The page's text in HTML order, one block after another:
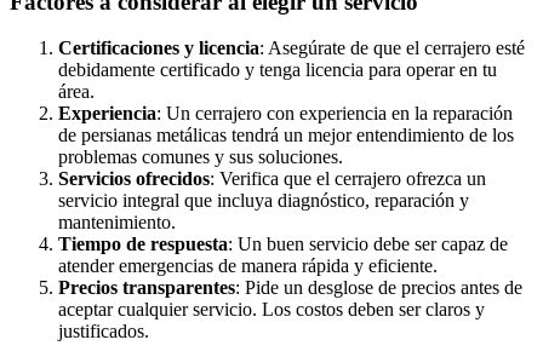
Certificaciones y licencia: Asegúrate de que el cerrajero esté
debidamente certificado y tenga licencia para operar en tu
área.
Experiencia: Un cerrajero con experiencia en la reparación
de persianas metálicas tendrá un mejor entendimiento de los
problemas comunes y sus soluciones.
Servicios ofrecidos: Verifica que el cerrajero ofrezca un
servicio integral que incluya diagnóstico, reparación y
mantenimiento.
Tiempo de respuesta: Un buen servicio debe ser capaz de
atender emergencias de manera rápida y eficiente.
Precios transparentes: Pide un desglose de precios antes de
aceptar cualquier servicio. Los costos deben ser claros y
justificados.